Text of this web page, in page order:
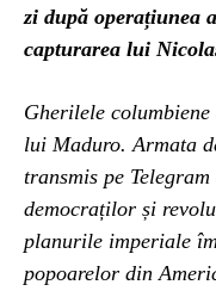
zi după operațiunea
capturarea lui
Gherilele
lui Maduro. Armata
transmis pe
democraților și
planurile imperiale
popoarelor din